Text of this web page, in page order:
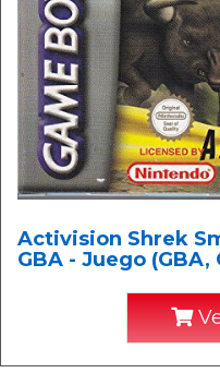
Activision Shrek
GBA - Juego